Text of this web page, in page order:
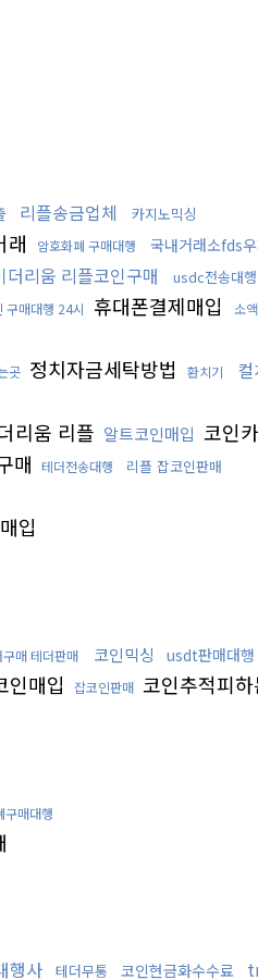
리플송금업체 카지노믹싱
래 암호화폐 구매대행 국내거래소fds
더리움 리플코인구매 usdc전송대행
구매대행 24시 휴대폰결제매입 소
곳 정치자금세탁방법 환치기
리움 리플 알트코인매입 코인
매 테더전송대행 리플 잡코인판매
입
구매 테더판매 코인믹싱 usdt판매대행
인매입 잡코인판매 코인추적피하
구매대행
행사 테더무통 코인현금화수수료